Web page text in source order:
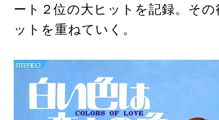
ート２位の大ヒットを記録。そ
ットを重ねていく。